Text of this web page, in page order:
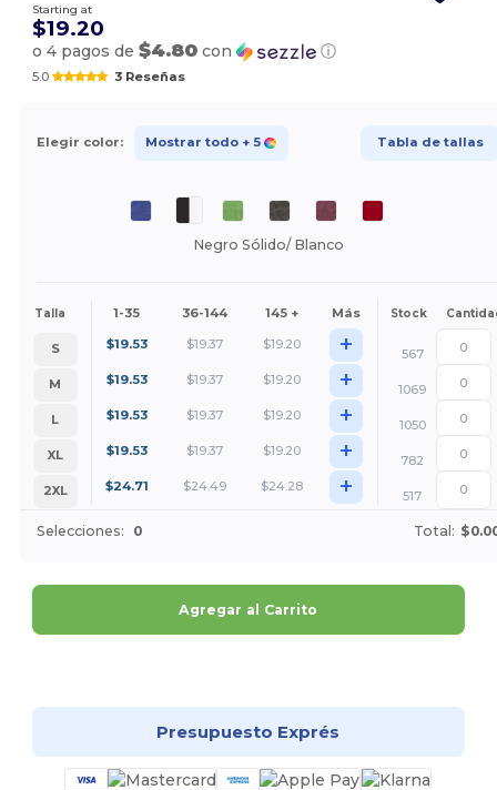
Starting at
$19.20
o 4 pagos de$4.80 con ⓘ
5.0 3 Reseñas
Elegir color: Mostrar todo + 5 Tabla de tallas
Negro Sólido/ Blanco
Talla 1-35 36-144 145 + Más Stock
S $19.53 $19.37 $19.20 +
567
M
$19.53 $19.37 $19.20 +
1069
L
$19.53 $19.37 $19.20 +
1050
XL
$19.53 $19.37 $19.20 +
782
2XL
$24.71 $24.49 $24.28 + 517
Selecciones: 0 Total:
Agregar al Carrito
Presupuesto Exprés